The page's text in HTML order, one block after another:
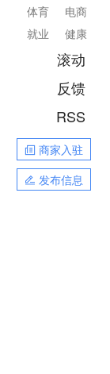
电商
健康
体育
就业
滚动
反馈
RSS
商家入驻
发布信息